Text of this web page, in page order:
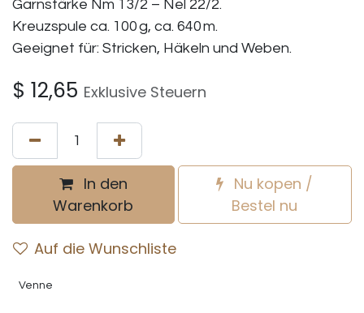
Garnstärke Nm 13/2 – Nel 22/2.
Kreuzspule ca. 100 g, ca. 640 m.
Geeignet für: Stricken, Häkeln und Weben.
$ 12,65 Exklusive Steuern
In den
Warenkorb
Nu kopen /
Bestel nu
Auf die Wunschliste
Venne